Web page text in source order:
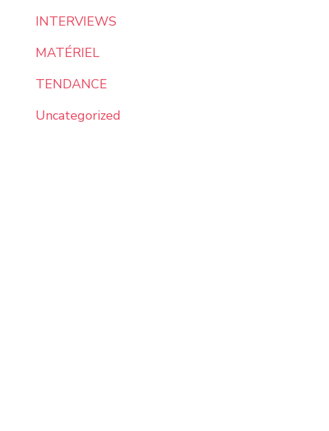
INTERVIEWS
MATÉRIEL
TENDANCE
Uncategorized